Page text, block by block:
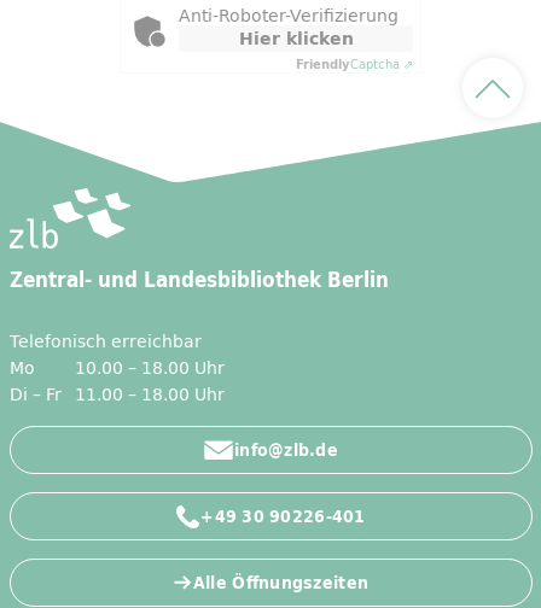
Anti-Roboter-Verifizierung
Hier klicken
FriendlyCaptcha ⇗
Zentral- und Landesbibliothek Berlin
Telefonisch erreichbar
Mo
10.00 – 18.00 Uhr
Di – Fr 11.00 – 18.00 Uhr
info@zlb.de
+49 30 90226-401
Alle Öffnungszeiten